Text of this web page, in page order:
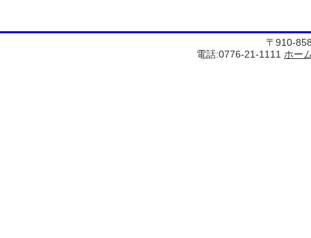
〒910-
電話:0776-21-1111 ホー